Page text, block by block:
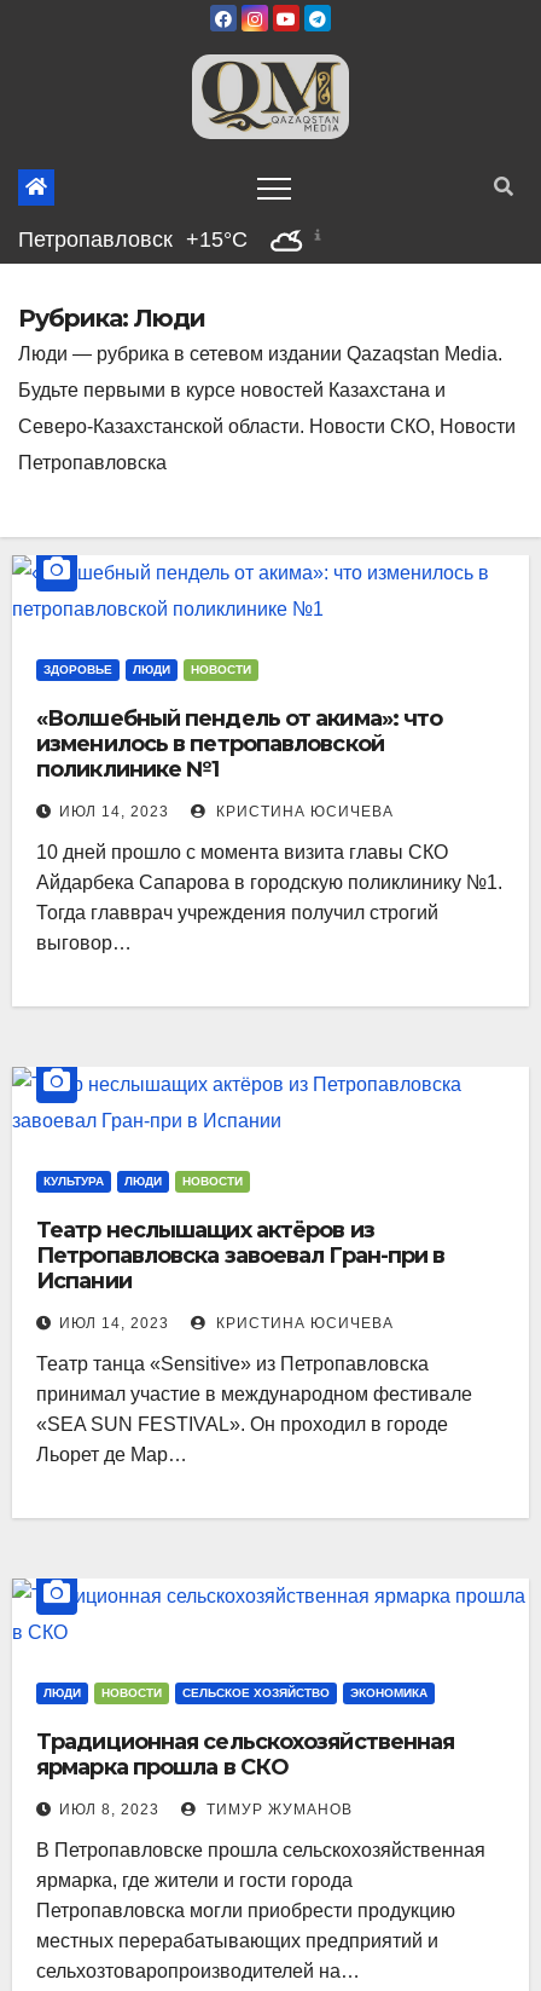
Петропавловск +15°C
Рубрика: Люди
Люди — рубрика в сетевом издании Qazaqstan Media.
Будьте первыми в курсе новостей Казахстана и
Северо-Казахстанской области. Новости СКО, Новости
Петропавловска
ЗДОРОВЬЕ ЛЮДИ НОВОСТИ
«Волшебный пендель от акима»: что
изменилось в петропавловской
поликлинике №1
ИЮЛ 14, 2023 КРИСТИНА ЮСИЧЕВА
10 дней прошло с момента визита главы СКО
Айдарбека Сапарова в городскую поликлинику №1.
Тогда главврач учреждения получил строгий
выговор…
КУЛЬТУРА ЛЮДИ НОВОСТИ
Театр неслышащих актёров из
Петропавловска завоевал Гран-при в
Испании
ИЮЛ 14, 2023 КРИСТИНА ЮСИЧЕВА
Театр танца «Sensitive» из Петропавловска
принимал участие в международном фестивале
«SEA SUN FESTIVAL». Он проходил в городе
Льорет де Мар…
ЛЮДИ НОВОСТИ СЕЛЬСКОЕ ХОЗЯЙСТВО ЭКОНОМИКА
Традиционная сельскохозяйственная
ярмарка прошла в СКО
ИЮЛ 8, 2023 ТИМУР ЖУМАНОВ
В Петропавловске прошла сельскохозяйственная
ярмарка, где жители и гости города
Петропавловска могли приобрести продукцию
местных перерабатывающих предприятий и
сельхозтоваропроизводителей на…